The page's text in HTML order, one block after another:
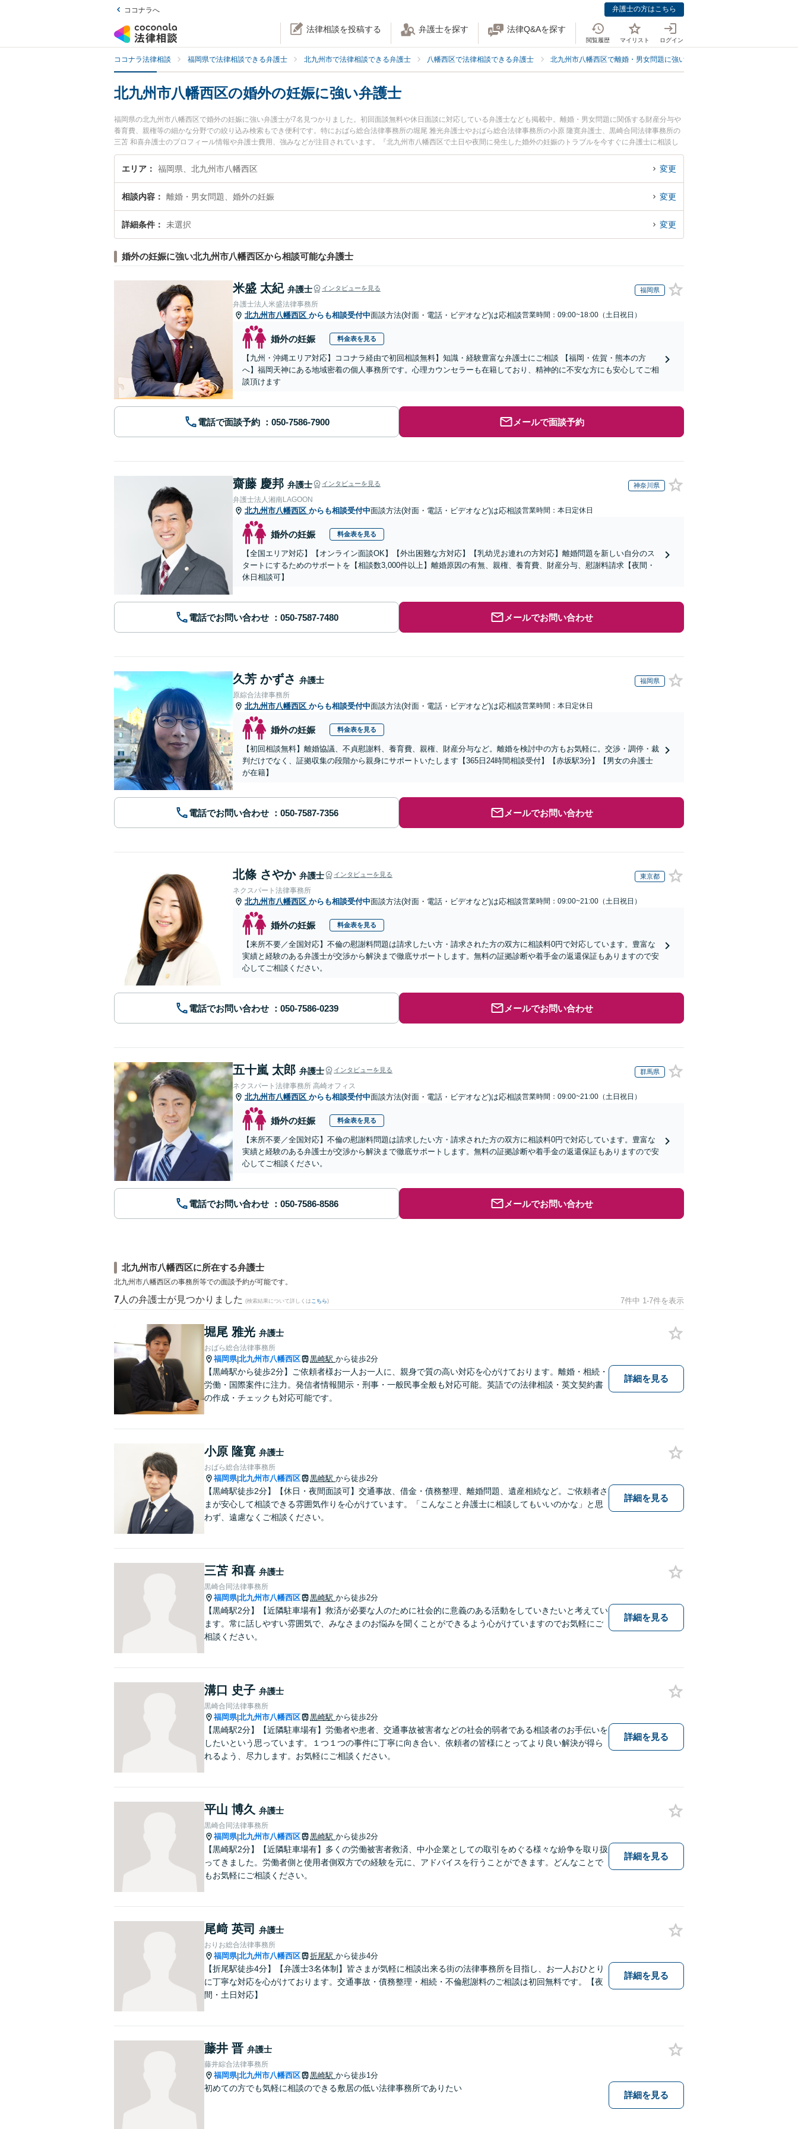
ココナラへ 弁護士の方はこちら
法律相談を投稿する 弁護士を探す 法律Q&Aを探す
閲覧履歴 マイリスト ログイン
ココナラ法律相談 福岡県で法律相談できる弁護士 北九州市で法律相談できる弁護士 八幡西区で法律相談できる弁護士 北九州市八幡西区で離婚・男女問題に強い弁護士
北九州市八幡西区の婚外の妊娠に強い弁護士
福岡県の北九州市八幡西区で婚外の妊娠に強い弁護士が7名見つかりました。初回面談無料や休日面談に対応している弁護士なども掲載中。離婚・男女問題に関係する財産分与や
養育費、親権等の細かな分野での絞り込み検索もでき便利です。特におばら総合法律事務所の堀尾 雅光弁護士やおばら総合法律事務所の小原 隆寛弁護士、黒崎合同法律事務所の
三苫 和喜弁護士のプロフィール情報や弁護士費用、強みなどが注目されています。『北九州市八幡西区で土日や夜間に発生した婚外の妊娠のトラブルを今すぐに弁護士に相談し
たい』『婚外の妊娠のトラブル解決の実績豊富な近くの弁護士を検索したい』『初回相談無料で婚外の妊娠を法律相談できる北九州市八幡西区内の弁護士に相談予約したい』など
でお困りの相談者さんにおすすめです。
エリア 福岡県、北九州市八幡西区 変更
相談内容 離婚・男女問題、婚外の妊娠 変更
詳細条件 未選択 変更
婚外の妊娠に強い北九州市八幡西区から相談可能な弁護士
米盛 太紀 弁護士 インタビューを見る 福岡県
弁護士法人米盛法律事務所
北九州市八幡西区 からも相談受付中面談方法(対面・電話・ビデオなど)は応相談営業時間：09:00~18:00（土日祝日）
婚外の妊娠 料金表を見る
【九州・沖縄エリア対応】ココナラ経由で初回相談無料】知識・経験豊富な弁護士にご相談 【福岡・佐賀・熊本の方
へ】福岡天神にある地域密着の個人事務所です。心理カウンセラーも在籍しており、精神的に不安な方にも安心してご相
談頂けます
電話で面談予約 メールで面談予約
齋藤 慶邦 弁護士 インタビューを見る 神奈川県
弁護士法人湘南LAGOON
北九州市八幡西区 からも相談受付中面談方法(対面・電話・ビデオなど)は応相談営業時間：本日定休日
婚外の妊娠 料金表を見る
【全国エリア対応】【オンライン面談OK】【外出困難な方対応】【乳幼児お連れの方対応】離婚問題を新しい自分のス
タートにするためのサポートを【相談数3,000件以上】離婚原因の有無、親権、養育費、財産分与、慰謝料請求【夜間・
休日相談可】
電話でお問い合わせ メールでお問い合わせ
久芳 かずさ 弁護士 福岡県
原綜合法律事務所
北九州市八幡西区 からも相談受付中面談方法(対面・電話・ビデオなど)は応相談営業時間：本日定休日
婚外の妊娠 料金表を見る
【初回相談無料】離婚協議、不貞慰謝料、養育費、親権、財産分与など。離婚を検討中の方もお気軽に。交渉・調停・裁
判だけでなく、証拠収集の段階から親身にサポートいたします【365日24時間相談受付】【赤坂駅3分】【男女の弁護士
が在籍】
電話でお問い合わせ メールでお問い合わせ
北條 さやか 弁護士 インタビューを見る 東京都
ネクスパート法律事務所
北九州市八幡西区 からも相談受付中面談方法(対面・電話・ビデオなど)は応相談営業時間：09:00~21:00（土日祝日）
婚外の妊娠 料金表を見る
【来所不要／全国対応】不倫の慰謝料問題は請求したい方・請求された方の双方に相談料0円で対応しています。豊富な
実績と経験のある弁護士が交渉から解決まで徹底サポートします。無料の証拠診断や着手金の返還保証もありますので安
心してご相談ください。
電話でお問い合わせ メールでお問い合わせ
五十嵐 太郎 弁護士 インタビューを見る 群馬県
ネクスパート法律事務所 高崎オフィス
北九州市八幡西区 からも相談受付中面談方法(対面・電話・ビデオなど)は応相談営業時間：09:00~21:00（土日祝日）
婚外の妊娠 料金表を見る
【来所不要／全国対応】不倫の慰謝料問題は請求したい方・請求された方の双方に相談料0円で対応しています。豊富な
実績と経験のある弁護士が交渉から解決まで徹底サポートします。無料の証拠診断や着手金の返還保証もありますので安
心してご相談ください。
電話でお問い合わせ メールでお問い合わせ
北九州市八幡西区に所在する弁護士
北九州市八幡西区の事務所等での面談予約が可能です。
7 人の弁護士が見つかりました (検索結果について詳しくは こちら) 7件中 1-7件を表示
堀尾 雅光 弁護士
おばら総合法律事務所
福岡県|北九州市八幡西区 黒崎駅 から徒歩2分
【黒崎駅から徒歩2分】ご依頼者様お一人お一人に、親身で質の高い対応を心がけております。離婚・相続・
労働・国際案件に注力。発信者情報開示・刑事・一般民事全般も対応可能。英語での法律相談・英文契約書
の作成・チェックも対応可能です。
詳細を見る
小原 隆寛 弁護士
おばら総合法律事務所
福岡県|北九州市八幡西区 黒崎駅 から徒歩2分
【黒崎駅徒歩2分】【休日・夜間面談可】交通事故、借金・債務整理、離婚問題、遺産相続など。ご依頼者さ
まが安心して相談できる雰囲気作りを心がけています。「こんなこと弁護士に相談してもいいのかな」と思
わず、遠慮なくご相談ください。
詳細を見る
三苫 和喜 弁護士
黒崎合同法律事務所
福岡県|北九州市八幡西区 黒崎駅 から徒歩2分
【黒崎駅2分】【近隣駐車場有】救済が必要な人のために社会的に意義のある活動をしていきたいと考えてい
ます。常に話しやすい雰囲気で、みなさまのお悩みを聞くことができるよう心がけていますのでお気軽にご
相談ください。
詳細を見る
溝口 史子 弁護士
黒崎合同法律事務所
福岡県|北九州市八幡西区 黒崎駅 から徒歩2分
【黒崎駅2分】【近隣駐車場有】労働者や患者、交通事故被害者などの社会的弱者である相談者のお手伝いを
したいという思っています。１つ１つの事件に丁寧に向き合い、依頼者の皆様にとってより良い解決が得ら
れるよう、尽力します。お気軽にご相談ください。
詳細を見る
平山 博久 弁護士
黒崎合同法律事務所
福岡県|北九州市八幡西区 黒崎駅 から徒歩2分
【黒崎駅2分】【近隣駐車場有】多くの労働被害者救済、中小企業としての取引をめぐる様々な紛争を取り扱
ってきました。労働者側と使用者側双方での経験を元に、アドバイスを行うことができます。どんなことで
もお気軽にご相談ください。
詳細を見る
尾﨑 英司 弁護士
おりお総合法律事務所
福岡県|北九州市八幡西区 折尾駅 から徒歩4分
【折尾駅徒歩4分】【弁護士3名体制】皆さまが気軽に相談出来る街の法律事務所を目指し、お一人おひとり
に丁寧な対応を心がけております。交通事故・債務整理・相続・不倫慰謝料のご相談は初回無料です。【夜
間・土日対応】
詳細を見る
藤井 晋 弁護士
藤井綜合法律事務所
福岡県|北九州市八幡西区 黒崎駅 から徒歩1分
初めての方でも気軽に相談のできる敷居の低い法律事務所でありたい
詳細を見る